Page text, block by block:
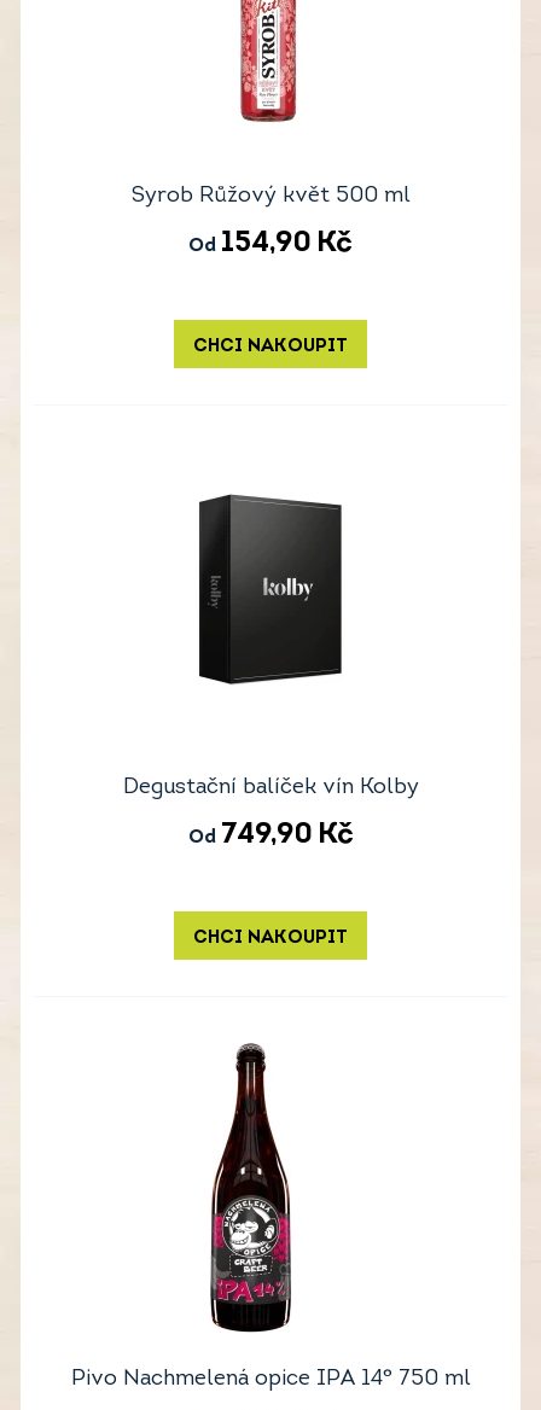
Syrob Růžový květ 500 ml
Od 154,90 Kč
CHCI NAKOUPIT
Degustační balíček vín Kolby
Od 749,90 Kč
CHCI NAKOUPIT
Pivo Nachmelená opice IPA 14° 750 ml